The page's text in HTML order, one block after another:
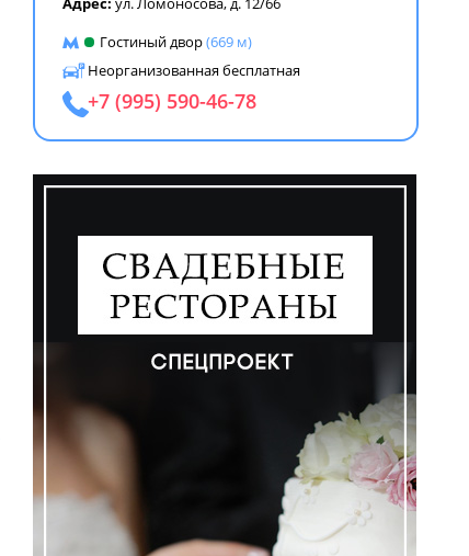
Гостиный двор(669 м)
Неорганизованная бесплатная
+7 (995) 590-46-78